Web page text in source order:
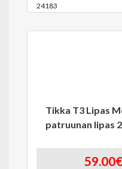
24183
Tikka T3 Lipas
patruunan lipas
59.00€